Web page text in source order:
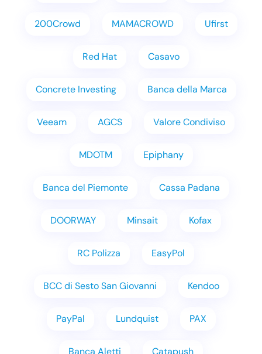
200Crowd MAMACROWD Ufirst
Red Hat Casavo
Concrete Investing Banca della Marca
Veeam AGCS Valore Condiviso
MDOTM Epiphany
Banca del Piemonte Cassa Padana
DOORWAY Minsait Kofax
RC Polizza EasyPol
BCC di Sesto San Giovanni Kendoo
PayPal Lundquist PAX
Banca Aletti Catapush